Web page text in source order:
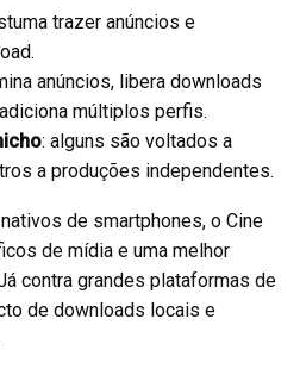
trazer anúncios e
anúncios, libera downloads
múltiplos perfis.
: alguns são voltados a
a produções independentes.
de smartphones, o Cine
de mídia e uma melhor
contra grandes plataformas de
de downloads locais e